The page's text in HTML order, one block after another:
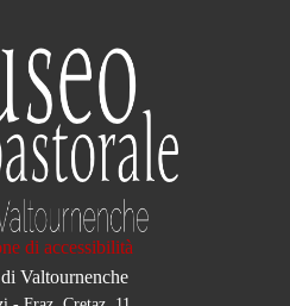
Valtournenche
di accessibilità